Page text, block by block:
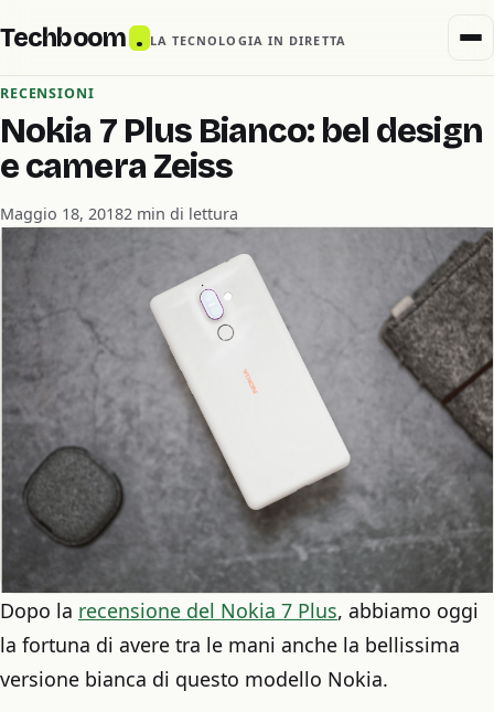
Techboom . LA TECNOLOGIA IN DIRETTA
RECENSIONI
Nokia 7 Plus Bianco: bel design
e camera Zeiss
Maggio 18, 20182 min di lettura
Dopo la recensione del Nokia 7 Plus, abbiamo oggi
la fortuna di avere tra le mani anche la bellissima
versione bianca di questo modello Nokia.